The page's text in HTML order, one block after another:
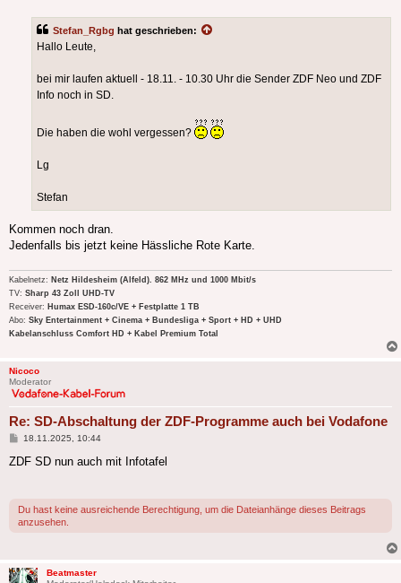
Stefan_Rgbg hat geschrieben:
Hallo Leute,
bei mir laufen aktuell - 18.11. - 10.30 Uhr die Sender ZDF Neo und ZDF
Info noch in SD.
Die haben die wohl vergessen?
Lg
Stefan
Kommen noch dran.
Jedenfalls bis jetzt keine Hässliche Rote Karte.
Kabelnetz: Netz Hildesheim (Alfeld). 862 MHz und 1000 Mbit/s
TV: Sharp 43 Zoll UHD-TV
Receiver: Humax ESD-160c/VE + Festplatte 1 TB
Abo: Sky Entertainment + Cinema + Bundesliga + Sport + HD + UHD
Kabelanschluss Comfort HD + Kabel Premium Total
Nicoco
Moderator
Re: SD-Abschaltung der ZDF-Programme auch bei Vodafone
Beitrag
18.11.2025, 10:44
ZDF SD nun auch mit Infotafel
Du hast keine ausreichende Berechtigung, um die Dateianhänge dieses Beitrags
anzusehen.
Beatmaster